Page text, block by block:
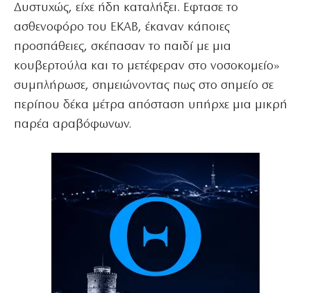
Δυστυχώς, είχε ήδη καταλήξει. Εφτασε το
ασθενοφόρο του ΕΚΑΒ, έκαναν κάποιες
προσπάθειες, σκέπασαν το παιδί με μια
κουβερτούλα και το μετέφεραν στο νοσοκομείο»
συμπλήρωσε, σημειώνοντας πως στο σημείο σε
περίπου δέκα μέτρα απόσταση υπήρχε μια μικρή
παρέα αραβόφωνων.